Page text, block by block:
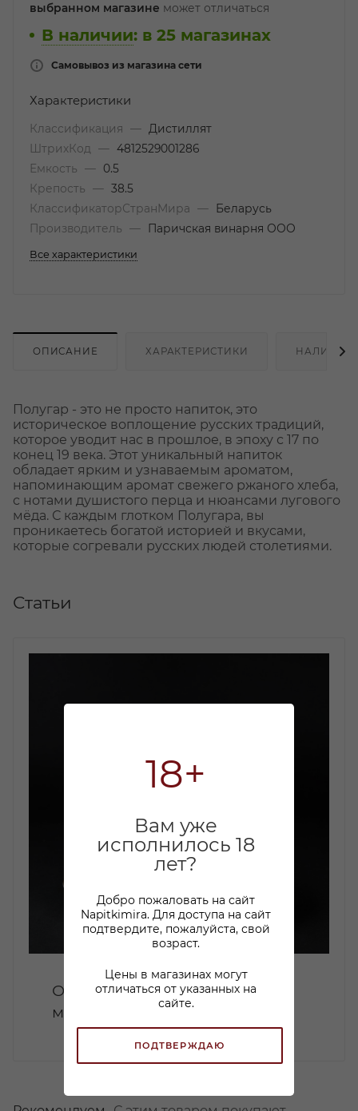
18+
Вам уже
исполнилось 18
лет?
Добро пожаловать на сайт
Napitkimira. Для доступа на сайт
подтвердите, пожалуйста, свой
возраст.
Цены в магазинах могут
отличаться от указанных на
сайте.
ПОДТВЕРЖДАЮ
выбранном магазине может отличаться
В наличии: в 25 магазинах
Самовывоз из магазина сети
Характеристики
Классификация —
Дистиллят
ШтрихКод
— 4812529001286
Емкость
—
0.5
Крепость
— 38.5
КлассификаторСтранМира
—
Беларусь
Производитель
— Паричская винарня ООО
Все характеристики
ОПИСАНИЕ ХАРАКТЕРИСТИКИ НАЛИЧИЕ
Полугар - это не просто напиток, это
историческое воплощение русских традиций,
которое уводит нас в прошлое, в эпоху с 17 по
конец 19 века. Этот уникальный напиток
обладает ярким и узнаваемым ароматом,
напоминающим аромат свежего ржаного хлеба,
с нотами душистого перца и нюансами лугового
мёда. С каждым глотком Полугара, вы
проникаетесь богатой историей и вкусами,
которые согревали русских людей столетиями.
Статьи
От перемены мест - не
меняется!